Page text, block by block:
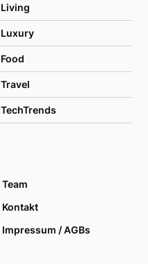
Living
Luxury
Food
Travel
TechTrends
Team
Kontakt
Impressum / AGBs